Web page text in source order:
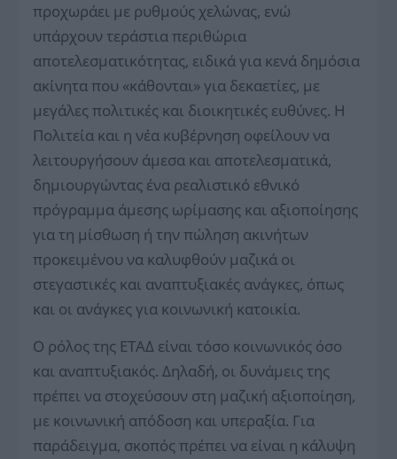
προχωράει με ρυθμούς χελώνας, ενώ
υπάρχουν τεράστια περιθώρια
αποτελεσματικότητας, ειδικά για κενά δημόσια
ακίνητα που «κάθονται» για δεκαετίες, με
μεγάλες πολιτικές και διοικητικές ευθύνες. Η
Πολιτεία και η νέα κυβέρνηση οφείλουν να
λειτουργήσουν άμεσα και αποτελεσματικά,
δημιουργώντας ένα ρεαλιστικό εθνικό
πρόγραμμα άμεσης ωρίμασης και αξιοποίησης
για τη μίσθωση ή την πώληση ακινήτων
προκειμένου να καλυφθούν μαζικά οι
στεγαστικές και αναπτυξιακές ανάγκες, όπως
και οι ανάγκες για κοινωνική κατοικία.
Ο ρόλος της ΕΤΑΔ είναι τόσο κοινωνικός όσο
και αναπτυξιακός. Δηλαδή, οι δυνάμεις της
πρέπει να στοχεύσουν στη μαζική αξιοποίηση,
με κοινωνική απόδοση και υπεραξία. Για
παράδειγμα, σκοπός πρέπει να είναι η κάλυψη